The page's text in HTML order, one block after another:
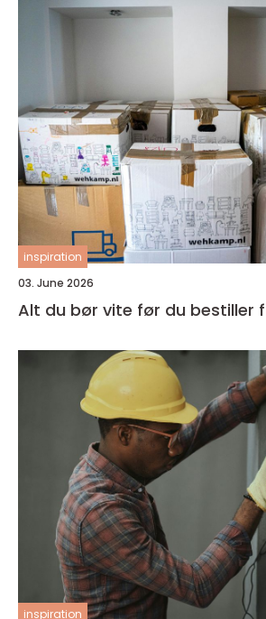
inspiration
03. June 2026
Alt du bør vite før du bestiller
inspiration